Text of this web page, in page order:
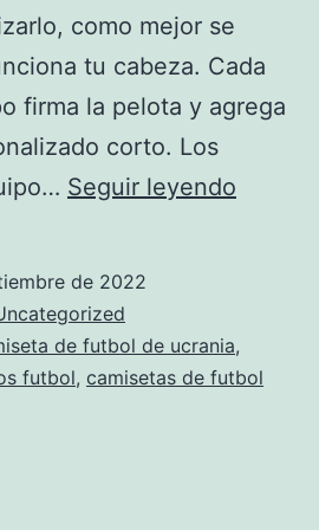
como mejor se
tu cabeza. Cada
firma la pelota y agrega
corto. Los
Seguir leyendo
y
blanco
de 2022
de futbol de ucrania,
futbol, camisetas de futbol